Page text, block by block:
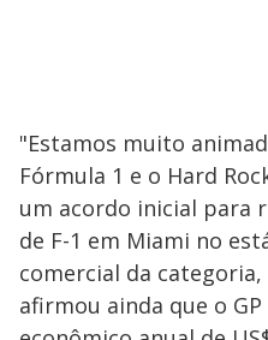
"Estamos muito
Fórmula 1 e o Hard
um acordo inicial para
de F-1 em Miami no
comercial da categoria,
afirmou ainda que o